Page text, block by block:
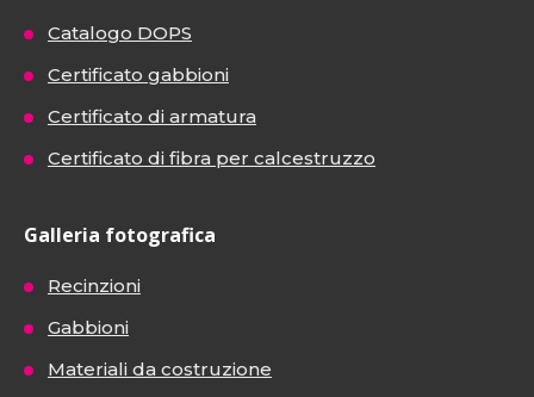
Catalogo DOPS
Certificato gabbioni
Certificato di armatura
Certificato di fibra per calcestruzzo
Galleria fotografica
Recinzioni
Gabbioni
Materiali da costruzione